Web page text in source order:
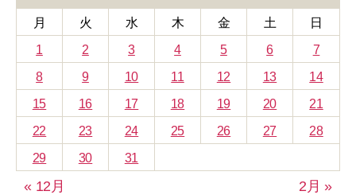
ー
月 火 水 木 金 土
日
1
2 3 4 5 6
7
8
9 10 11 12 13
14
15
16 17 18 19 20
21
22
23 24 25 26 27
28
29
30 31
« 12月 2月 »